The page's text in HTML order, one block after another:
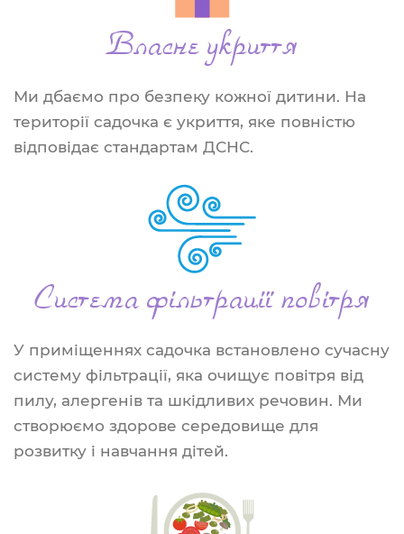
Власне укриття
Ми дбаємо про безпеку кожної дитини. На
території садочка є укриття, яке повністю
відповідає стандартам ДСНС.
Система фільтрації повітря
У приміщеннях садочка встановлено сучасну
систему фільтрації, яка очищує повітря від
пилу, алергенів та шкідливих речовин. Ми
створюємо здорове середовище для
розвитку і навчання дітей.